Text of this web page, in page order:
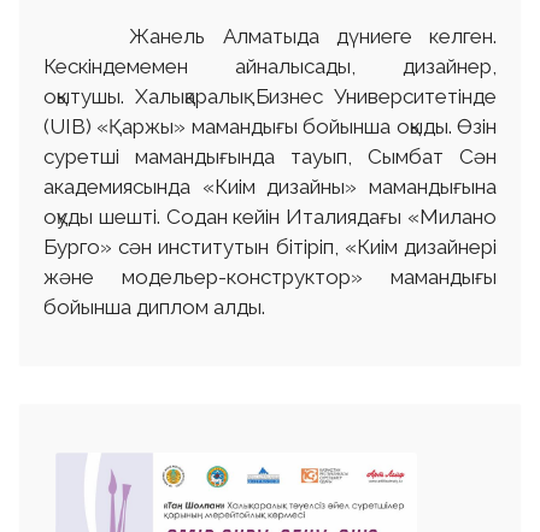
Жанель Алматыда дүниеге келген.
Кескіндемемен айналысады, дизайнер,
оқытушы. Халықаралық Бизнес Университетінде
(UIB) «Қаржы» мамандығы бойынша оқыды. Өзін
суретші мамандығында тауып, Сымбат Сән
академиясында «Киім дизайны» мамандығына
оқуды шешті. Содан кейін Италиядағы «Милано
Бурго» сән институтын бітіріп, «Киім дизайнері
және модельер-конструктор» мамандығы
бойынша диплом алды.